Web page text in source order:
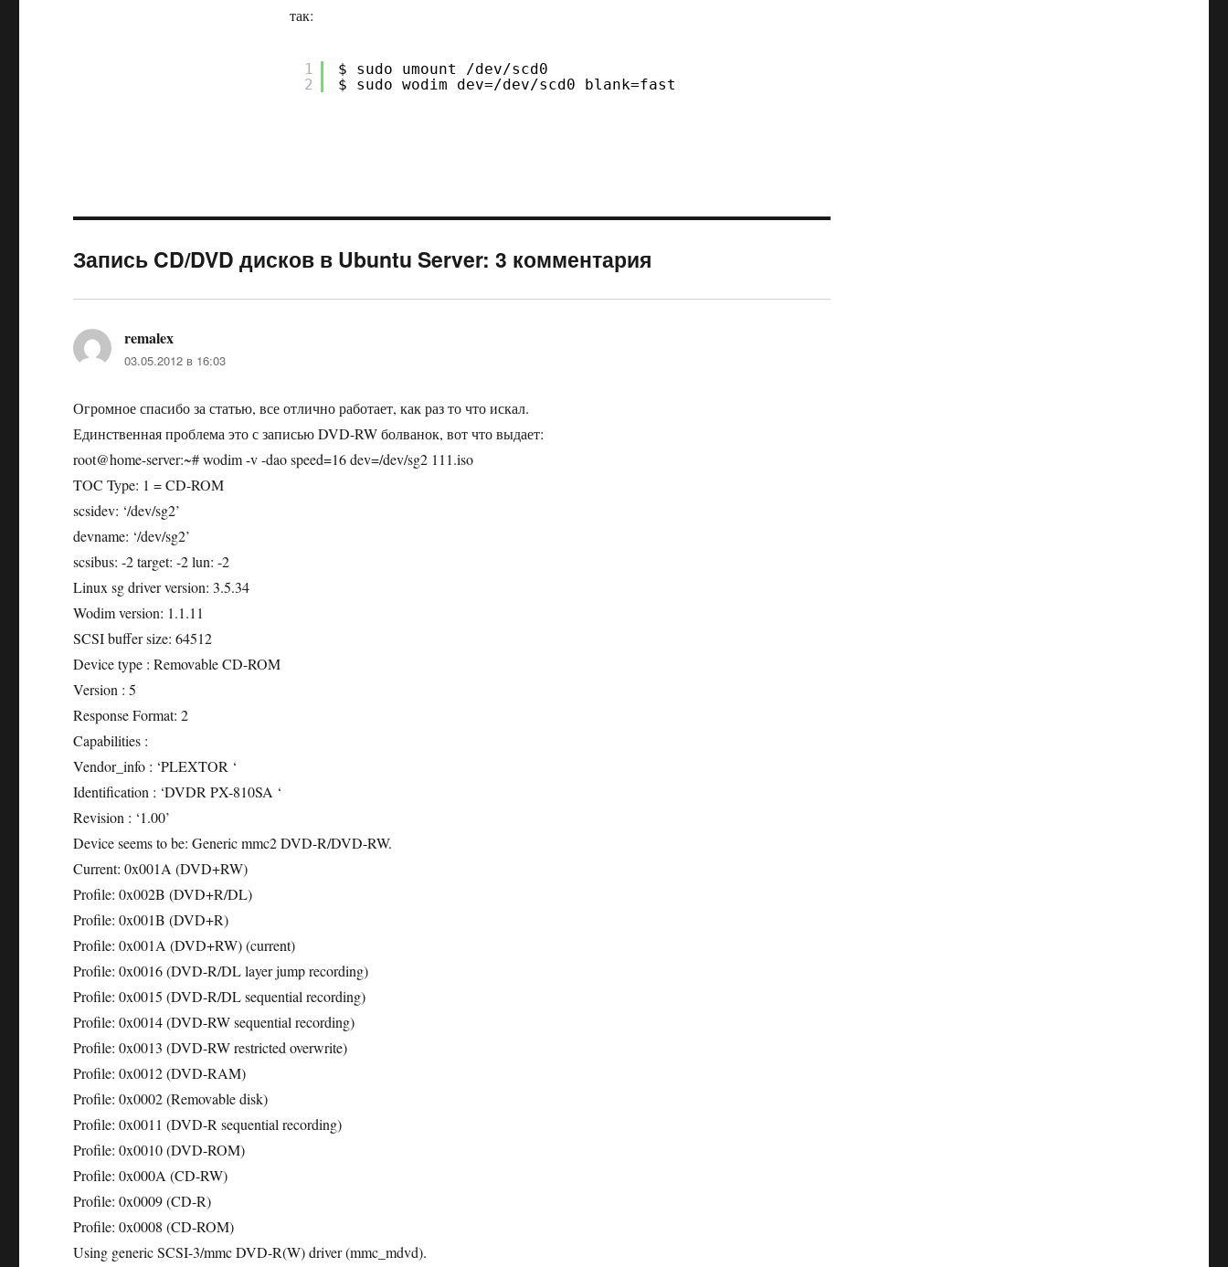
так:
1
2
$ sudo umount /dev/scd0
$ sudo wodim dev=/dev/scd0 blank=fast
Запись CD/DVD дисков в Ubuntu Server: 3 комментария
remalex
03.05.2012 в 16:03
Огромное спасибо за статью, все отлично работает, как раз то что искал.
Единственная проблема это с записью DVD-RW болванок, вот что выдает:
root@home-server:~# wodim -v -dao speed=16 dev=/dev/sg2 111.iso
TOC Type: 1 = CD-ROM
scsidev: ‘/dev/sg2’
devname: ‘/dev/sg2’
scsibus: -2 target: -2 lun: -2
Linux sg driver version: 3.5.34
Wodim version: 1.1.11
SCSI buffer size: 64512
Device type : Removable CD-ROM
Version : 5
Response Format: 2
Capabilities :
Vendor_info : ‘PLEXTOR ‘
Identification : ‘DVDR PX-810SA ‘
Revision : ‘1.00’
Device seems to be: Generic mmc2 DVD-R/DVD-RW.
Current: 0x001A (DVD+RW)
Profile: 0x002B (DVD+R/DL)
Profile: 0x001B (DVD+R)
Profile: 0x001A (DVD+RW) (current)
Profile: 0x0016 (DVD-R/DL layer jump recording)
Profile: 0x0015 (DVD-R/DL sequential recording)
Profile: 0x0014 (DVD-RW sequential recording)
Profile: 0x0013 (DVD-RW restricted overwrite)
Profile: 0x0012 (DVD-RAM)
Profile: 0x0002 (Removable disk)
Profile: 0x0011 (DVD-R sequential recording)
Profile: 0x0010 (DVD-ROM)
Profile: 0x000A (CD-RW)
Profile: 0x0009 (CD-R)
Profile: 0x0008 (CD-ROM)
Using generic SCSI-3/mmc DVD-R(W) driver (mmc_mdvd).